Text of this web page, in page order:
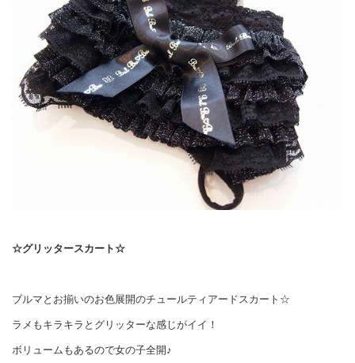
☆グリッタースカート☆
ブルマとお揃いのお色展開のチュールティアードスカート☆
ラメもキラキラとグリッターな感じがイイ！
ボリュームもあるので女の子全開♪